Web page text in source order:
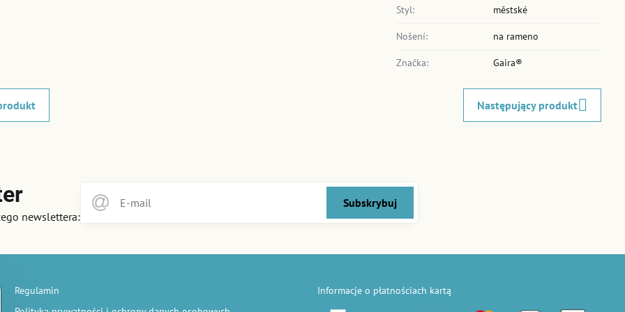
Styl: městské
Nošení: na rameno
Značka: Gaira®
Następujący produkt
newslettera:
Subskrybuj
Regulamin
Informacje o płatnościach kartą